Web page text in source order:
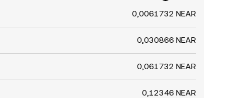
0,0061732 NEAR
0,030866 NEAR
0,061732 NEAR
0,12346 NEAR